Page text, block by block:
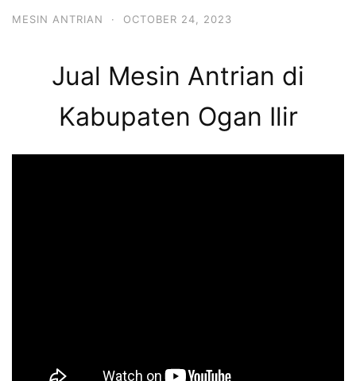
MESIN ANTRIAN · OCTOBER 24, 2023
Jual Mesin Antrian di
Kabupaten Ogan Ilir